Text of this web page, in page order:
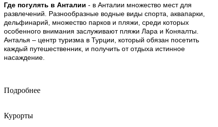
Где погулять в Анталии - в Анталии множество мест для
развлечений. Разнообразные водные виды спорта, аквапарки,
дельфинарий, множество парков и пляжи, среди которых
особенного внимания заслуживают пляжи Лара и Коняалты.
Анталья – центр туризма в Турции, который обязан посетить
каждый путешественник, и получить от отдыха истинное
насаждение.
Подробнее
Курорты